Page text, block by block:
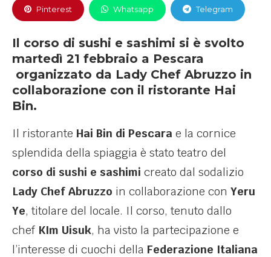
Pinterest Whatsapp Telegram
Il corso di sushi e sashimi si è svolto
martedì 21 febbraio a Pescara
organizzato da Lady Chef Abruzzo in
collaborazione con il ristorante Hai
Bin.
Il ristorante Hai Bin di Pescara e la cornice
splendida della spiaggia è stato teatro del
corso di sushi e sashimi creato dal sodalizio
Lady Chef Abruzzo in collaborazione con Yeru
Ye, titolare del locale. Il corso, tenuto dallo
chef KIm Uisuk, ha visto la partecipazione e
l’interesse di cuochi della Federazione Italiana